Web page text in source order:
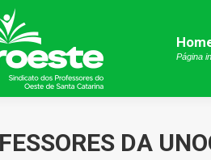
Página
DA
Página